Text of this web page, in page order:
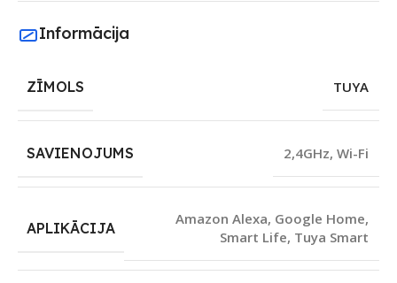
Informācija
ZĪMOLS TUYA
SAVIENOJUMS 2,4GHz, Wi-Fi
APLIKĀCIJA
Amazon Alexa, Google Home,
Smart Life, Tuya Smart